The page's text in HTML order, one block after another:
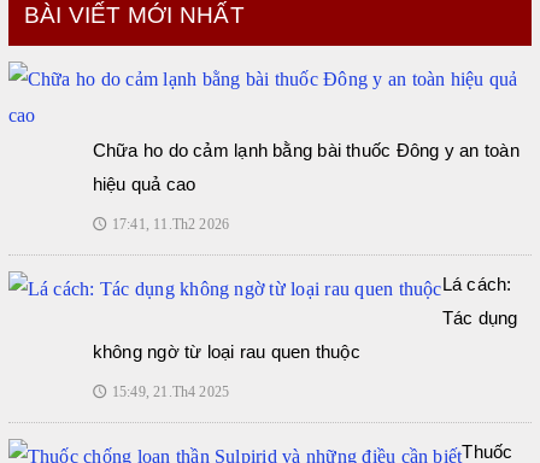
BÀI VIẾT MỚI NHẤT
Chữa ho do cảm lạnh bằng bài thuốc Đông y an toàn
hiệu quả cao
🕔 17:41, 11.Th2 2026
Lá cách:
Tác dụng
không ngờ từ loại rau quen thuộc
🕔 15:49, 21.Th4 2025
Thuốc